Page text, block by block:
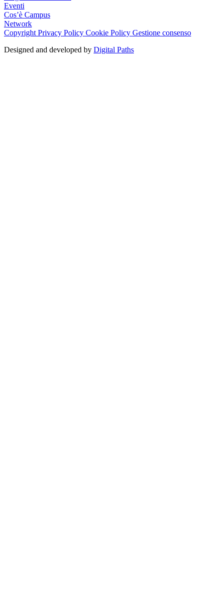
Eventi
Cos’è Campus
Network
Copyright Privacy Policy Cookie Policy Gestione consenso
Designed and developed by Digital Paths